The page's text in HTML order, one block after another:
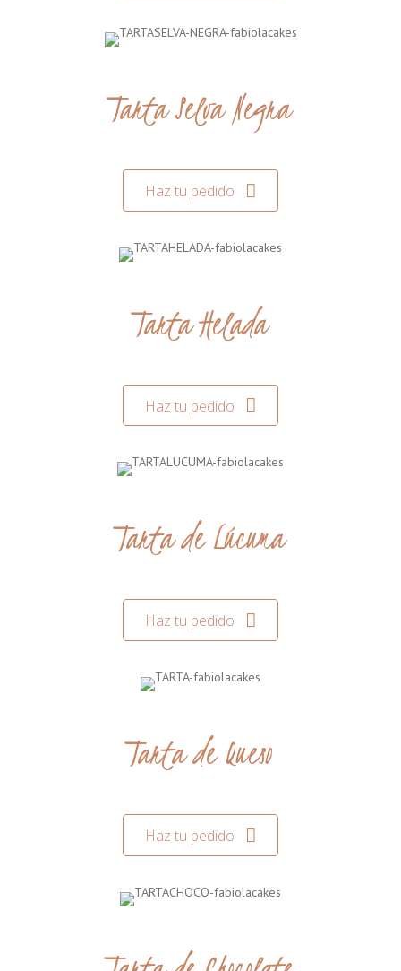
Tarta Selva Negra
Haz tu pedido
Tarta Helada
Haz tu pedido
Tarta de Lúcuma
Haz tu pedido
Tarta de Queso
Haz tu pedido